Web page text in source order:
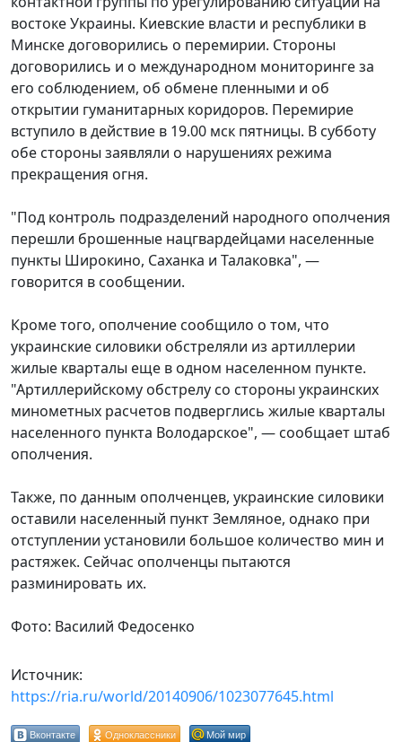
востоке Украины. Киевские власти и республики в
Минске договорились о перемирии. Стороны
договорились и о международном мониторинге за
его соблюдением, об обмене пленными и об
открытии гуманитарных коридоров. Перемирие
вступило в действие в 19.00 мск пятницы. В субботу
обе стороны заявляли о нарушениях режима
прекращения огня.
"Под контроль подразделений народного ополчения
перешли брошенные нацгвардейцами населенные
пункты Широкино, Саханка и Талаковка", —
говорится в сообщении.
Кроме того, ополчение сообщило о том, что
украинские силовики обстреляли из артиллерии
жилые кварталы еще в одном населенном пункте.
"Артиллерийскому обстрелу со стороны украинских
минометных расчетов подверглись жилые кварталы
населенного пункта Володарское", — сообщает штаб
ополчения.
Также, по данным ополченцев, украинские силовики
оставили населенный пункт Земляное, однако при
отступлении установили большое количество мин и
растяжек. Сейчас ополченцы пытаются
разминировать их.
Фото: Василий Федосенко
Источник:
https://ria.ru/world/20140906/1023077645.html
Вконтакте Одноклассники Мой мир